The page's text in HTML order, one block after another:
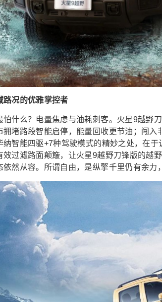
路况的优雅掌控者
怕什么？电量焦虑与油耗刺客。火星9越野
拥堵路段智能启停，能量回收更节油；闯
纳智能四驱+7种驾驶模式的精妙之处，在
效过滤路面颠簸，让火星9越野刀锋版的越
依然从容。所谓自由，是纵擎千里仍有余力